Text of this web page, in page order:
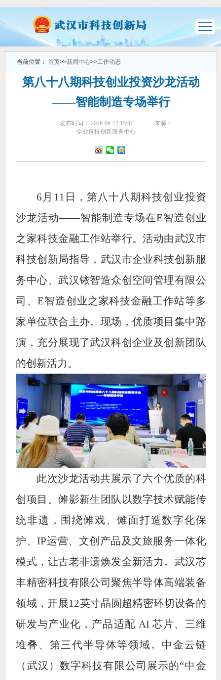
当前位置： 首页>>新闻中心>>工作动态
第八十八期科技创业投资沙龙活动
——智能制造专场举行
发布时间： 2026-06-12 15:47
来源：
企业科技创新服务中心
6月11日，第八十八期科技创业投资
沙龙活动——智能制造专场在E智造创业
之家科技金融工作站举行。活动由武汉市
科技创新局指导，武汉市企业科技创新服
务中心、武汉铱智造众创空间管理有限公
司、E智造创业之家科技金融工作站等多
家单位联合主办。现场，优质项目集中路
演，充分展现了武汉科创企业及创新团队
的创新活力。
此次沙龙活动共展示了六个优质的科
创项目。傩影新生团队以数字技术赋能传
统非遗，围绕傩戏、傩面打造数字化保
护、IP运营、文创产品及文旅服务一体化
模式，让古老非遗焕发全新活力。武汉芯
丰精密科技有限公司聚焦半导体高端装备
领域，开展12英寸晶圆超精密环切设备的
研发与产业化，产品适配 AI 芯片、三维
堆叠、第三代半导体等领域。中金云链
（武汉）数字科技有限公司展示的“中金